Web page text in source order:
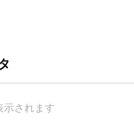
示されます